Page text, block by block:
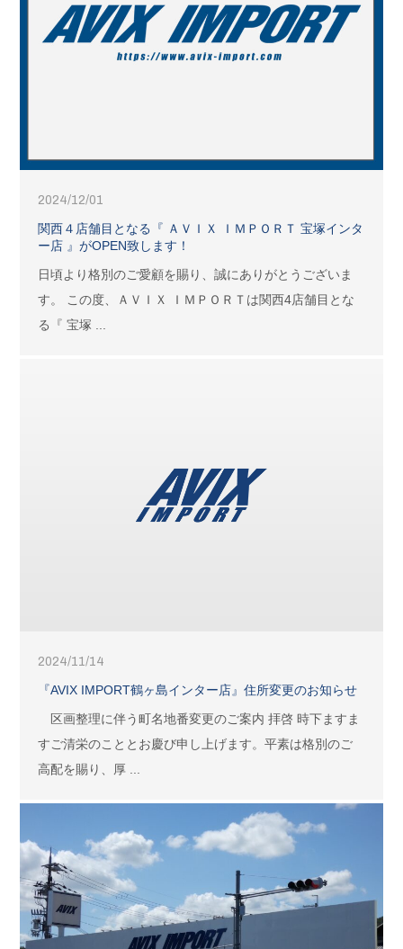
2024/12/01
関西４店舗目となる『 ＡＶＩＸ ＩＭＰＯＲＴ 宝塚インタ
ー店 』がOPEN致します！
日頃より格別のご愛顧を賜り、誠にありがとうございま
す。 この度、ＡＶＩＸ ＩＭＰＯＲＴは関西4店舗目とな
る『 宝塚 ...
2024/11/14
『AVIX IMPORT鶴ヶ島インター店』住所変更のお知らせ
区画整理に伴う町名地番変更のご案内 拝啓 時下ますま
すご清栄のこととお慶び申し上げます。平素は格別のご
高配を賜り、厚 ...